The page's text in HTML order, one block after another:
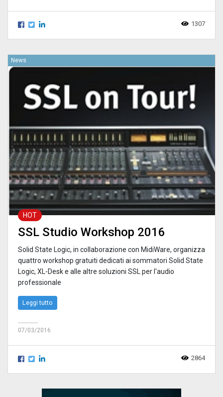
1307
News
HOT
SSL Studio Workshop 2016
Solid State Logic, in collaborazione con MidiWare, organizza
quattro workshop gratuiti dedicati ai sommatori Solid State
Logic, XL-Desk e alle altre soluzioni SSL per l'audio
professionale
Leggi tutto
07/03/2016
2864